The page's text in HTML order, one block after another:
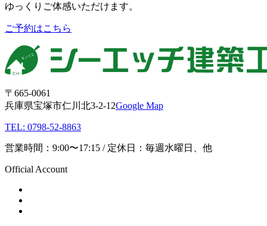
ゆっくりご体感いただけます。
ご予約はこちら
〒665-0061
兵庫県宝塚市仁川北3-2-12Google Map
TEL: 0798-52-8863
営業時間：9:00〜17:15 / 定休日：毎週水曜日、他
Official Account